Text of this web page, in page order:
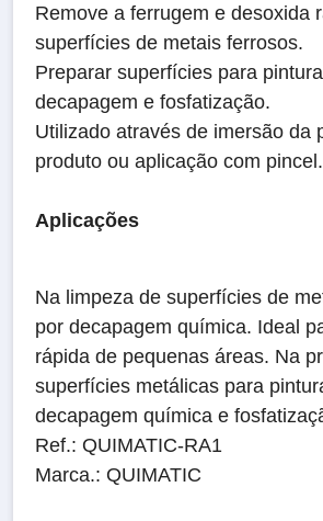
Remove a ferrugem e desoxida
superfícies de metais ferrosos.
Preparar superfícies para
decapagem e fosfatização.
Utilizado através de imersão da
produto ou aplicação com pincel.
Aplicações
Na limpeza de superfícies de
por decapagem química. Ideal
rápida de pequenas áreas. Na
superfícies metálicas para
decapagem química e
Ref.: QUIMATIC-RA1
Marca.: QUIMATIC